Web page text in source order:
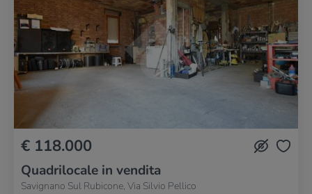
€ 118.000
Quadrilocale in vendita
Savignano Sul Rubicone, Via Silvio Pellico